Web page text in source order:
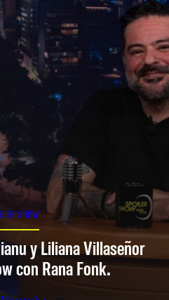
SHOW
y Liliana Villaseñor
con Rana Fonk.